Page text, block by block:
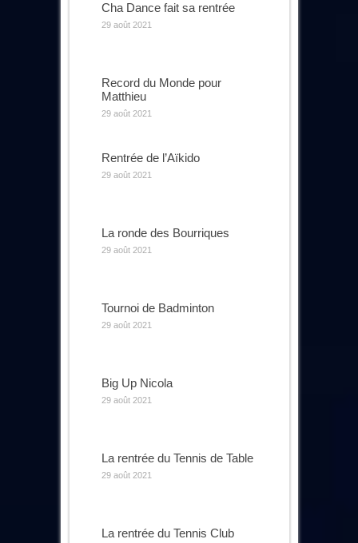
Cha Dance fait sa rentrée
29 août 2021
Record du Monde pour
Matthieu
29 août 2021
Rentrée de l’Aïkido
29 août 2021
La ronde des Bourriques
29 août 2021
Tournoi de Badminton
29 août 2021
Big Up Nicola
29 août 2021
La rentrée du Tennis de Table
29 août 2021
La rentrée du Tennis Club